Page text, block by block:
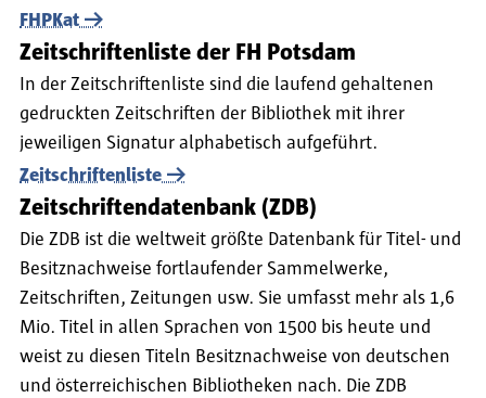
FHPKat
Zeitschriftenliste der FH Potsdam
In der Zeitschriftenliste sind die laufend gehaltenen
gedruckten Zeitschriften der Bibliothek mit ihrer
jeweiligen Signatur alphabetisch aufgeführt.
Zeitschriftenliste
Zeitschriftendatenbank (ZDB)
Die ZDB ist die weltweit größte Datenbank für Titel- und
Besitznachweise fortlaufender Sammelwerke,
Zeitschriften, Zeitungen usw. Sie umfasst mehr als 1,6
Mio. Titel in allen Sprachen von 1500 bis heute und
weist zu diesen Titeln Besitznachweise von deutschen
und österreichischen Bibliotheken nach. Die ZDB